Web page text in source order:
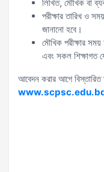
লিখিত, মৌখিক বা
পরীক্ষার তারিখ ও
জানানো হবে।
মৌখিক পরীক্ষার
এবং সকল শিক্ষাগত
আবেদন করার আগে